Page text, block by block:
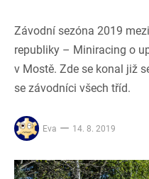
Závodní sezóna 2019
republiky – Miniracing o
v Mostě. Zde se konal již
se závodníci všech tříd.
Eva 14. 8. 2019